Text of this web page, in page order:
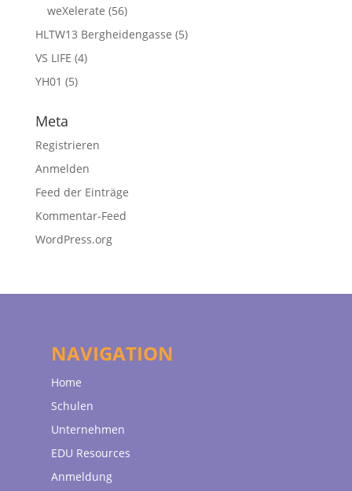
weXelerate (56)
HLTW13 Bergheidengasse (5)
VS LIFE (4)
YH01 (5)
Meta
Registrieren
Anmelden
Feed der Einträge
Kommentar-Feed
WordPress.org
NAVIGATION
Home
Schulen
Unternehmen
EDU Resources
Anmeldung